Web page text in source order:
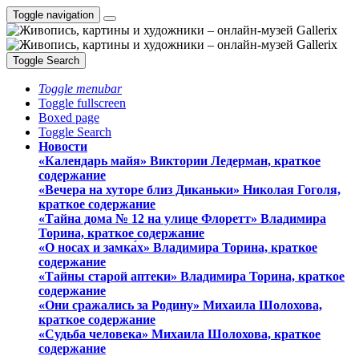
Toggle navigation
Toggle Search
Toggle menubar
Toggle fullscreen
Boxed page
Toggle Search
Новости
«Календарь майя» Виктории Ледерман, краткое
содержание
«Вечера на хуторе близ Диканьки» Николая Гоголя,
краткое содержание
«Тайна дома № 12 на улице Флоретт» Владимира
Торина, краткое содержание
«О носах и замка́х» Владимира Торина, краткое
содержание
«Тайны старой аптеки» Владимира Торина, краткое
содержание
«Они сражались за Родину» Михаила Шолохова,
краткое содержание
«Судьба человека» Михаила Шолохова, краткое
содержание